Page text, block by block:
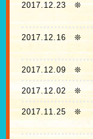
2017.12.23❊
2017.12.16 ❊
2017.12.09 ❊
2017.12.02 ❊
2017.11.25❊